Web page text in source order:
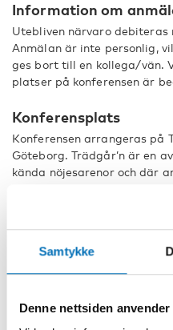
Samtykke
Denne nettsiden
Information om
Utebliven närvaro debiteras
Anmälan är inte personlig,
ges bort till en kollega/vän.
platser på konferensen är
Konferensplats
Konferensen arrangeras på
Göteborg. Trädgår’n är en
kända nöjesarenor och där
Adress: Nya Allén, 11411 38
kartan
)
Göteborg är Sveriges näst